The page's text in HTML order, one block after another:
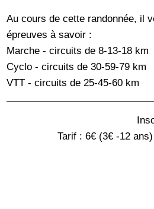
Au cours de cette randonnée, il
épreuves à savoir :
Marche - circuits de 8-13-18 km
Cyclo - circuits de 30-59-79 km
VTT - circuits de 25-45-60 km
Tarif : 6€ (3€ -12